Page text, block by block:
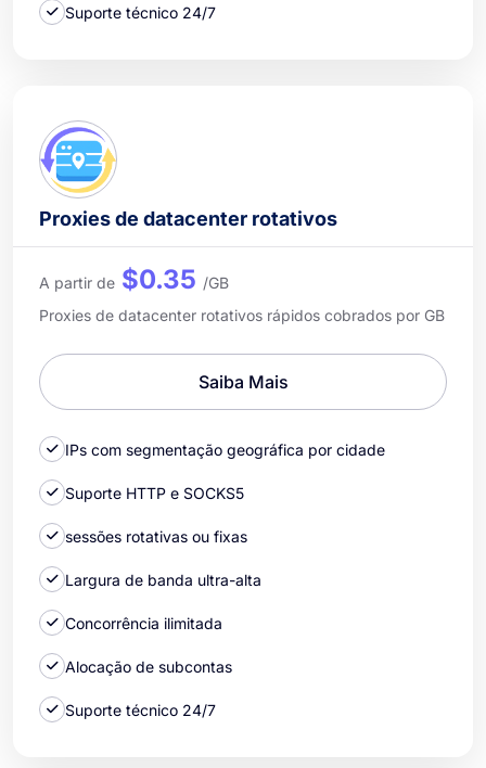
Suporte técnico 24/7
Proxies de datacenter rotativos
A partir de $0.35 /GB
Proxies de datacenter rotativos rápidos cobrados por GB
Saiba Mais
IPs com segmentação geográfica por cidade
Suporte HTTP e SOCKS5
sessões rotativas ou fixas
Largura de banda ultra-alta
Concorrência ilimitada
Alocação de subcontas
Suporte técnico 24/7